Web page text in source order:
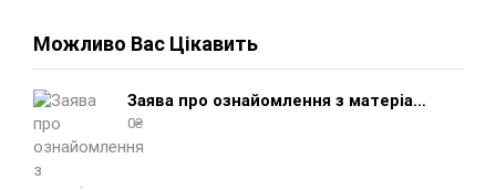
Можливо Вас Цікавить
Заява про ознайомлення з матеріалами виконавчого провадження (зразок, шаблон 2025 року)
0₴